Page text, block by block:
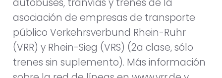
asociación de empresas de transporte
público Verkehrsverbund Rhein-Ruhr
(VRR) y Rhein-Sieg (VRS) (2a clase, sólo
trenes sin suplemento). Más información